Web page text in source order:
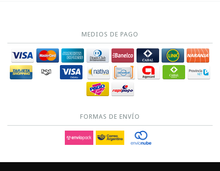
MEDIOS DE PAGO
FORMAS DE ENVÍO